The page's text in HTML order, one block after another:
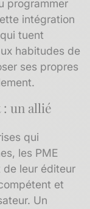
programmer
intégration
tuent
habitudes de
ses propres
un allié
qui
les PME
leur éditeur
et
Un